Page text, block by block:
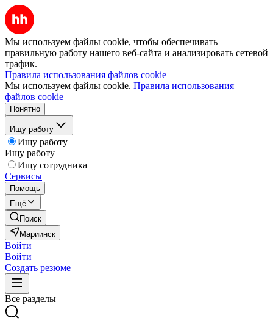
Мы используем файлы cookie, чтобы обеспечивать
правильную работу нашего веб-сайта и анализировать сетевой
трафик.
Правила использования файлов cookie
Мы используем файлы cookie. Правила использования
файлов cookie
Понятно
Ищу работу
Ищу работу
Ищу работу
Ищу сотрудника
Сервисы
Помощь
Ещё
Поиск
Мариинск
Войти
Войти
Создать резюме
Все разделы